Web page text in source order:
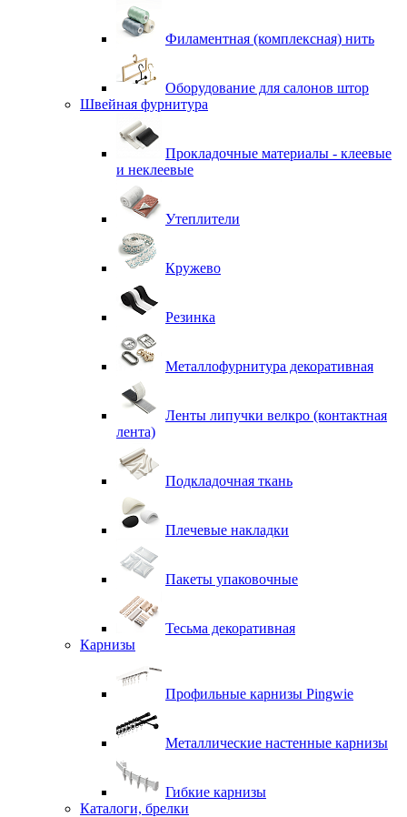
Филаментная (комплексная) нить
Оборудование для салонов штор
Швейная фурнитура
Прокладочные материалы - клеевые
и неклеевые
Утеплители
Кружево
Резинка
Металлофурнитура декоративная
Ленты липучки велкро (контактная
лента)
Подкладочная ткань
Плечевые накладки
Пакеты упаковочные
Тесьма декоративная
Карнизы
Профильные карнизы Pingwie
Металлические настенные карнизы
Гибкие карнизы
Каталоги, брелки